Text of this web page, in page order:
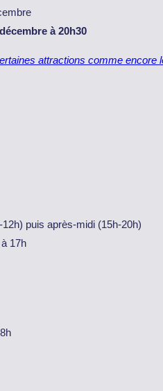
à 20h30
attractions comme encore
puis après-midi (15h-20h)
17h